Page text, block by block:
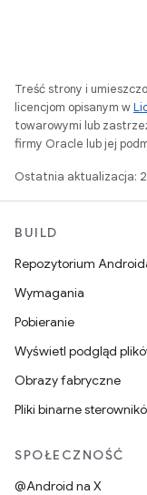
Treść strony i
licencjom opisanym w
towarowymi lub
firmy Oracle lub jej
Ostatnia aktualizacja:
BUILD
Repozytorium
Wymagania
Pobieranie
Wyświetl podgląd
Obrazy fabryczne
Pliki binarne
SPOŁECZNOŚĆ
@Android na X